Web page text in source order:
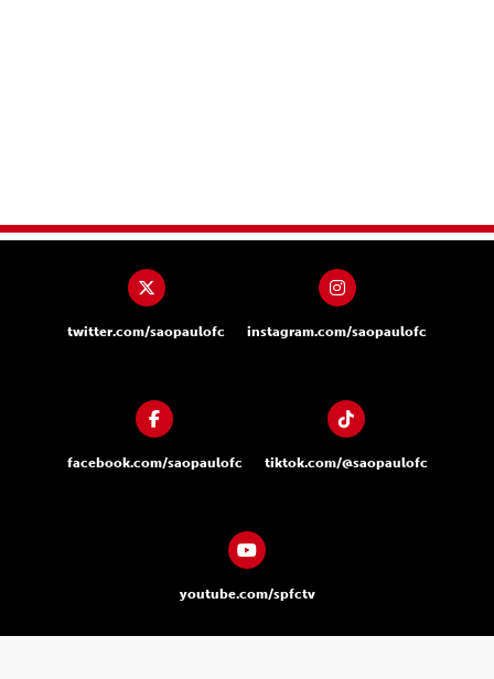
twitter.com/saopaulofc instagram.com/saopaulofc
facebook.com/saopaulofc tiktok.com/@saopaulofc
youtube.com/spfctv